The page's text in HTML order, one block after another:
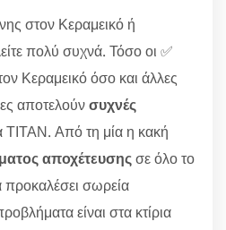
στον Κεραμεικό ή
πολύ συχνά. Τόσο οι ✅
Κεραμεικό όσο και άλλες
αποτελούνσυχνές
ΤΙΤΑΝ. Από τη μία η κακή
αποχέτευσηςσε όλο το
προκαλέσει σωρεία
είναι στα κτίρια